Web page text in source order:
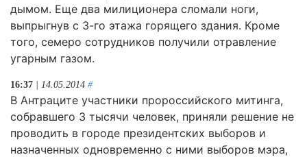
дымом. Еще два милиционера сломали ноги,
выпрыгнув с 3-го этажа горящего здания. Кроме
того, семеро сотрудников получили отравление
угарным газом.
16:37 | 14.05.2014 #
В Антраците участники пророссийского митинга,
собравшего 3 тысячи человек, приняли решение не
проводить в городе президентских выборов и
назначенных одновременно с ними выборов мэра,